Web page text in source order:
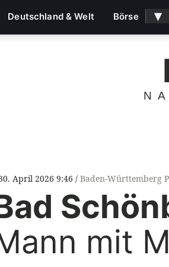
April 2026 9:46 Baden-Württemberg
mit
Deutschland & Welt Börse ▾